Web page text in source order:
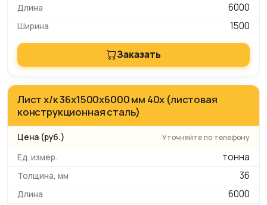
6000
1500
Заказать
Лист х/к 36х1500х6000 мм 40х (листовая
конструкционная сталь)
Уточняйте по телефону
тонна
36
6000